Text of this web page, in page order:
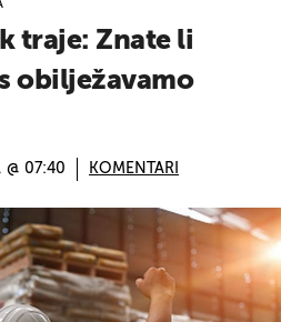
traje: Znate li
obilježavamo
@ 07:40 KOMENTARI